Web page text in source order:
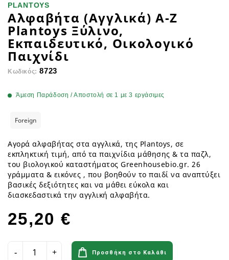
PLANTOYS
Αλφαβήτα (Αγγλικά) A-Z
Plantoys Ξύλινο,
Εκπαιδευτικό, Οικολογικό
Παιχνίδι
Κωδικός: 8723
Άμεση Παράδοση / Αποστολή σε 1 με 3 εργάσιμες
Foreign
Αγορά αλφαβήτας στα αγγλικά, της Plantoys, σε
εκπληκτική τιμή, από τα παιχνίδια μάθησης & τα παζλ,
του βιολογικού καταστήματος Greenhousebio.gr. 26
γράμματα & εικόνες , που βοηθούν το παιδί να αναπτύξει
βασικές δεξιότητες και να μάθει εύκολα και
διασκεδαστικά την αγγλική αλφαβήτα.
25,20 €
Προσθήκη στο Καλάθι